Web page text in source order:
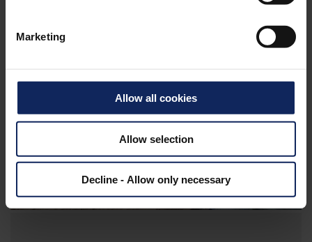
Marketing
Allow all cookies
Allow selection
Decline - Allow only necessary